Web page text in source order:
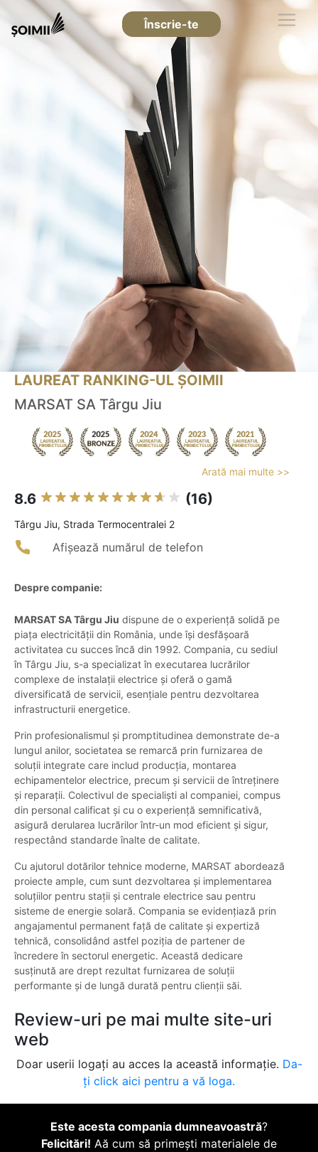
Înscrie-te
LAUREAT RANKING-UL ȘOIMII
MARSAT SA Târgu Jiu
Arată mai multe >>
8.6 (16)
Târgu Jiu, Strada Termocentralei 2
Afișează numărul de telefon
Despre companie:
MARSAT SA Târgu Jiu dispune de o experiență solidă pe
piața electricității din România, unde își desfășoară
activitatea cu succes încă din 1992. Compania, cu sediul
în Târgu Jiu, s-a specializat în executarea lucrărilor
complexe de instalații electrice și oferă o gamă
diversificată de servicii, esențiale pentru dezvoltarea
infrastructurii energetice.
Prin profesionalismul și promptitudinea demonstrate de-a
lungul anilor, societatea se remarcă prin furnizarea de
soluții integrate care includ producția, montarea
echipamentelor electrice, precum și servicii de întreținere
și reparații. Colectivul de specialiști al companiei, compus
din personal calificat și cu o experiență semnificativă,
asigură derularea lucrărilor într-un mod eficient și sigur,
respectând standarde înalte de calitate.
Cu ajutorul dotărilor tehnice moderne, MARSAT abordează
proiecte ample, cum sunt dezvoltarea și implementarea
soluțiilor pentru stații și centrale electrice sau pentru
sisteme de energie solară. Compania se evidențiază prin
angajamentul permanent față de calitate și expertiză
tehnică, consolidând astfel poziția de partener de
încredere în sectorul energetic. Această dedicare
susținută are drept rezultat furnizarea de soluții
performante și de lungă durată pentru clienții săi.
Review-uri pe mai multe site-uri
web
Doar userii logați au acces la această informație. Da-
ți click aici pentru a vă loga.
Este acesta compania dumneavoastră?
Felicitări! Aă cum să primești materialele de